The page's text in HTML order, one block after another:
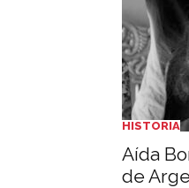
HISTORIA
Aída
de